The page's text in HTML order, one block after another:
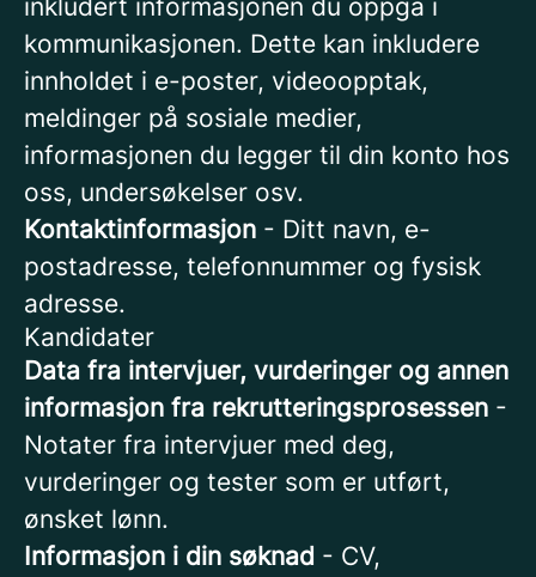
inkludert informasjonen du oppga i
kommunikasjonen. Dette kan inkludere
innholdet i e-poster, videoopptak,
meldinger på sosiale medier,
informasjonen du legger til din konto hos
oss, undersøkelser osv.
Kontaktinformasjon - Ditt navn, e-
postadresse, telefonnummer og fysisk
adresse.
Kandidater
Data fra intervjuer, vurderinger og annen
informasjon fra rekrutteringsprosessen -
Notater fra intervjuer med deg,
vurderinger og tester som er utført,
ønsket lønn.
Informasjon i din søknad - CV,